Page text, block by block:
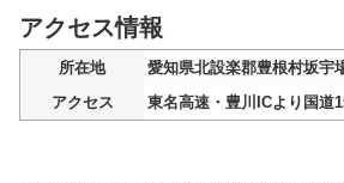
アクセス情報
所在地
愛知県北設楽郡豊根村坂宇
アクセス
東名高速・豊川ICより国道